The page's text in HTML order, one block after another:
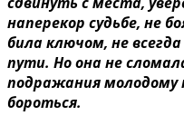
наперекор судьбе, не
била ключом, не
пути. Но она не
подражания
бороться.